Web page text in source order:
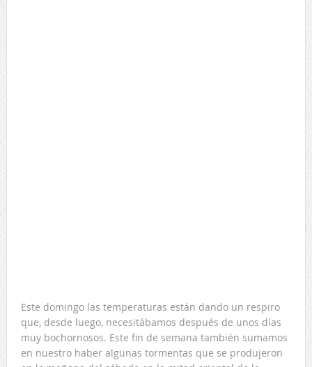
Este domingo las temperaturas están dando un respiro
que, desde luego, necesitábamos después de unos días
muy bochornosos. Este fin de semana también sumamos
en nuestro haber algunas tormentas que se produjeron